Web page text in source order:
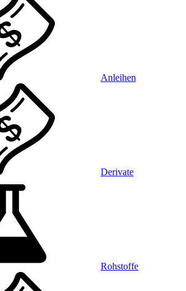
Anleihen
Derivate
Rohstoffe